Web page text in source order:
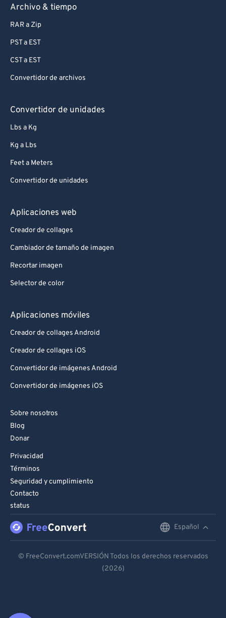
Archivo & tiempo
RAR a Zip
PST a EST
CST a EST
Convertidor de archivos
Convertidor de unidades
Lbs a Kg
Kg a Lbs
Feet a Meters
Convertidor de unidades
Aplicaciones web
Creador de collages
Cambiador de tamaño de imagen
Recortar imagen
Selector de color
Aplicaciones móviles
Creador de collages Android
Creador de collages iOS
Convertidor de imágenes Android
Convertidor de imágenes iOS
Sobre nosotros
Blog
Donar
Privacidad
Términos
Seguridad y cumplimiento
Contacto
status
Español
Español
© FreeConvert.comVERSIÓN Todos los derechos reservados
(2026)